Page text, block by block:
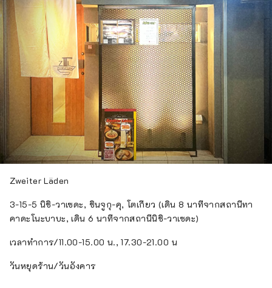
Zweiter Läden
3-15-5 นิชิ-วาเซดะ, ชินจูกุ-คุ, โตเกียว (เดิน 8 นาทีจากสถานีทา
คาดะโนะบาบะ, เดิน 6 นาทีจากสถานีนิชิ-วาเซดะ)
เวลาทำการ/11.00-15.00 น., 17.30-21.00 น
วันหยุดร้าน/วันอังคาร